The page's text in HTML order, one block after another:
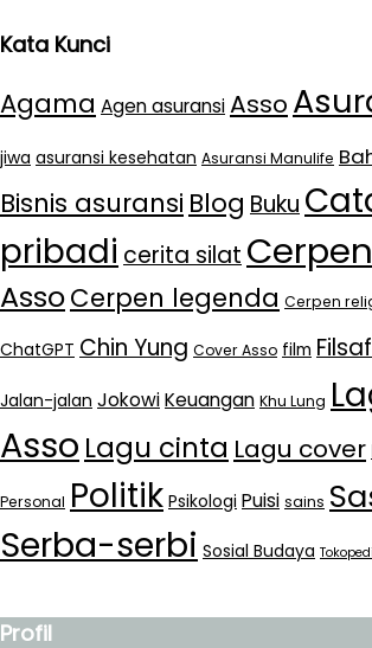
Kata Kunci
Agama Agen asuransiAsso
jiwa asuransi kesehatan Asuransi Manulife
Bisnis asuransi Blog Buku
pribadi cerita silat Cerpen
AssoCerpen legenda Cerpen
ChatGPT Chin Yung Cover Asso film
Jalan-jalan JokowiKeuangan Khu Lung
Asso Lagu cinta Lagu cover
Personal Politik Psikologi Puisi sains
Serba-serbi Sosial Budaya
Profil